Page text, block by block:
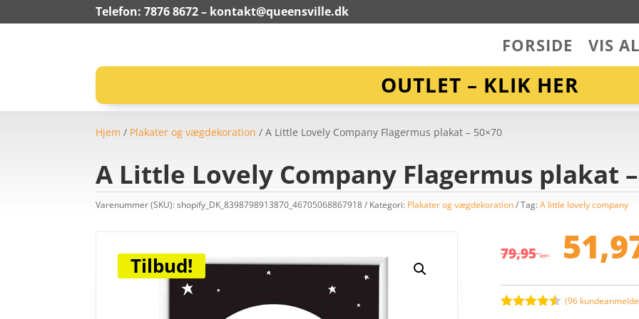
Telefon: 7876 8672 – kontakt@queensville.dk
FORSIDE VIS
OUTLET – KLIK HER
Hjem / Plakater og vægdekoration / A Little Lovely Company Flagermus plakat – 50×70
A Little Lovely Company Flagermus plakat
Varenummer (SKU):shopify_DK_8398798913870_46705068867918 Kategori: Plakater og vægdekoration Tag:A little lovely company
Tilbud! 79,95kr.
(96